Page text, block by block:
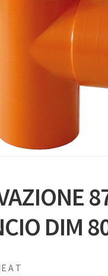
DIM
A T